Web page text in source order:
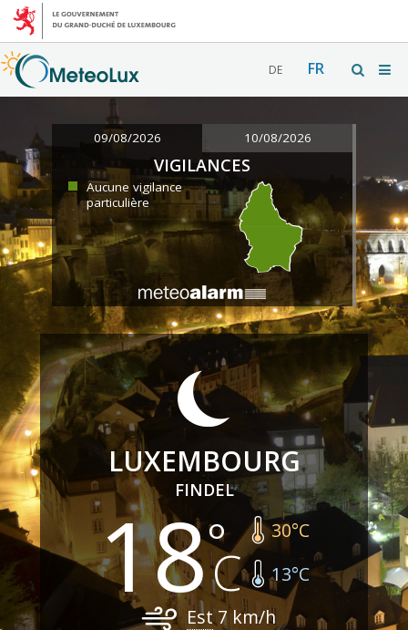
DE FR
09/08/2026 10/08/2026
VIGILANCES
Aucune vigilance
particulière
LUXEMBOURG
FINDEL
18 30°C
13°C
Est7 km/h